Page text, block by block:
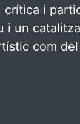
crítica i
i un
com